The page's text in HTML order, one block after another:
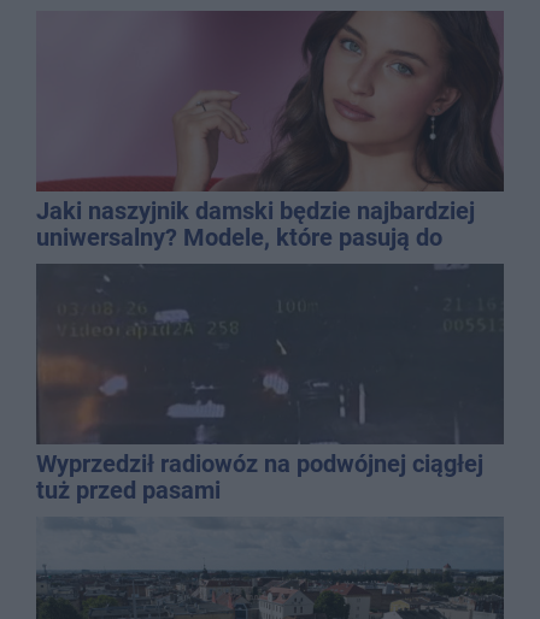
Jaki naszyjnik damski będzie najbardziej
uniwersalny? Modele, które pasują do
wielu stylizacji
Wyprzedził radiowóz na podwójnej ciągłej
tuż przed pasami